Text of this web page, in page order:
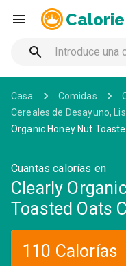
Casa Comidas
Cereales de Desayuno,
Organic Honey Nut
Cuantas calorías en
Clearly
Toasted Oats
110 Calorías